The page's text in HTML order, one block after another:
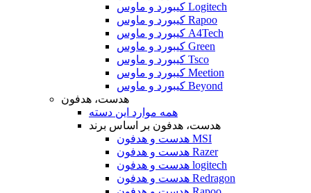
کیبورد و ماوس Logitech
کیبورد و ماوس Rapoo
کیبورد و ماوس A4Tech
کیبورد و ماوس Green
کیبورد و ماوس Tsco
کیبورد و ماوس Meetion
کیبورد و ماوس Beyond
هدست، هدفون
همه موارد این دسته
هدست، هدفون بر اساس برند
هدست و هدفون MSI
هدست و هدفون Razer
هدست و هدفون logitech
هدست و هدفون Redragon